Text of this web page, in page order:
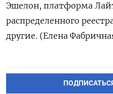
Эшелон, платформа
распределенного
другие. (Елена